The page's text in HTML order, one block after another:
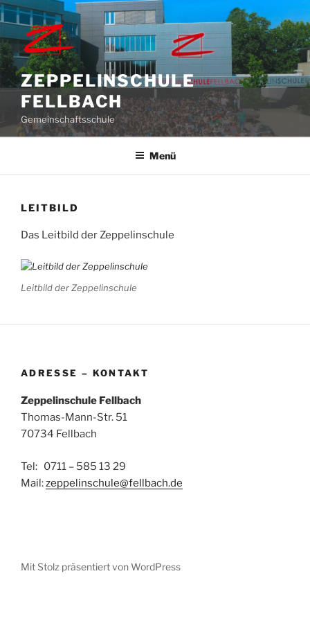
Zum
Inhalt
springen
ZEPPELINSCHULE
FELLBACH
Gemeinschaftsschule
Menü
LEITBILD
Das Leitbild der Zeppelinschule
Leitbild der Zeppelinschule
ADRESSE – KONTAKT
Zeppelinschule Fellbach
Thomas-Mann-Str. 51
70734 Fellbach
Tel: 0711 – 585 13 29
Mail:zeppelinschule@fellbach.de
Mit Stolz präsentiert von WordPress